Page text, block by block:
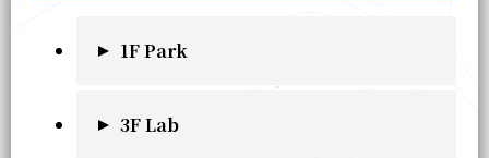
1F Park
3F Lab